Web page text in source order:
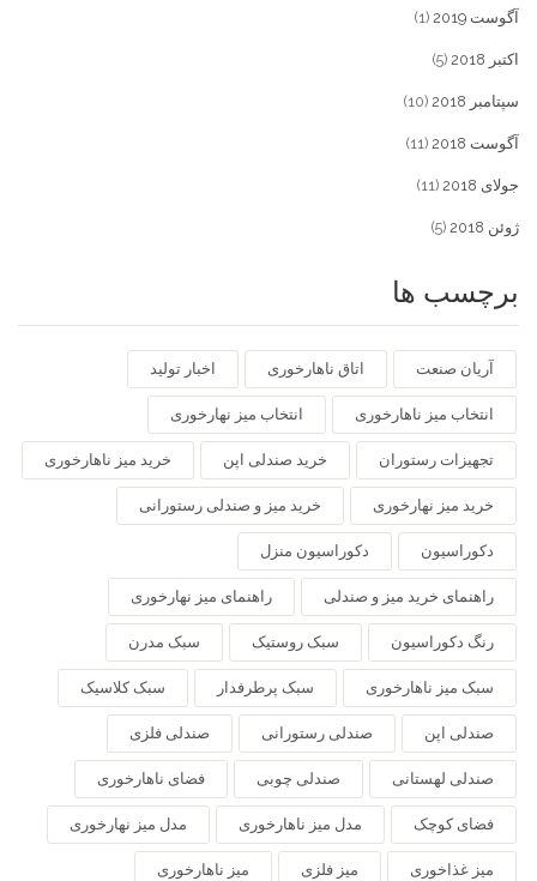
آگوست 2019 (1)
اکتبر 2018 (5)
سپتامبر 2018 (10)
آگوست 2018 (11)
جولای 2018 (11)
ژوئن 2018 (5)
برچسب ها
آریان صنعت اتاق ناهارخوری اخبار تولید
انتخاب میز ناهارخوری انتخاب میز نهارخوری
تجهیزات رستوران خرید صندلی اپن خرید میز ناهارخوری
خرید میز نهارخوری خرید میز و صندلی رستورانی
دکوراسیون دکوراسیون منزل
راهنمای خرید میز و صندلی راهنمای میز نهارخوری
رنگ دکوراسیون سبک روستیک سبک مدرن
سبک میز ناهارخوری سبک پرطرفدار سبک کلاسیک
صندلی اپن صندلی رستورانی صندلی فلزی
صندلی لهستانی صندلی چوبی فضای ناهارخوری
فضای کوچک مدل میز ناهارخوری مدل میز نهارخوری
میز غذاخوری میز فلزی میز ناهارخوری